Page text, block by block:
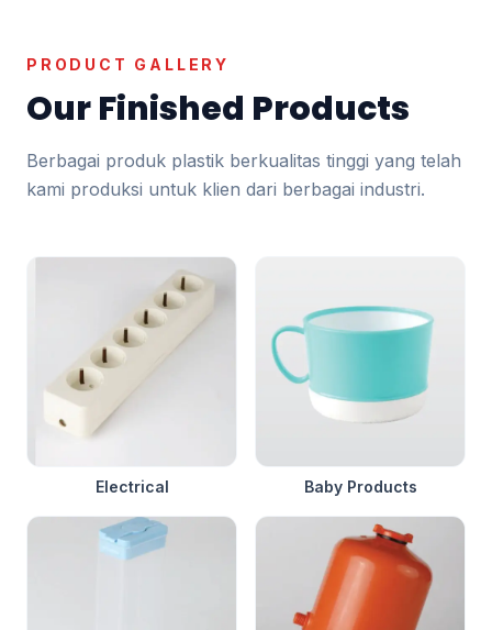
PRODUCT GALLERY
Our Finished Products
Berbagai produk plastik berkualitas tinggi yang telah
kami produksi untuk klien dari berbagai industri.
Electrical Baby Products